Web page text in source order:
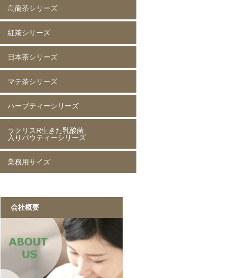
黒ウーロン茶 80g
黒ウーロン茶 250g
黒ウーロン茶 1kg
ジャスミンが香る
黒ウーロン茶 80g
ジャスミンが香る
黒ウーロン茶 250g
ジャスミンが香る
黒ウーロン茶 1kg
ピーチ黒ウーロン茶 80g
ピーチ黒ウーロン茶 250g
バニラ黒ウーロン茶 80g
アセロラ黒ウーロン茶 80g
烏龍茶シリーズ
烏龍茶 80g
烏龍茶 250g
烏龍茶 1kg
ピーチ烏龍茶 80g
カシス烏龍茶 80g
アップル烏龍茶 80g
マスカット烏龍茶 80g
紅茶シリーズ
ストレート紅茶 無糖 80g
ストレート紅茶 無糖 250g
ストレート紅茶 無糖 1kg
アールグレイ紅茶 80g
アールグレイ紅茶 250g
レモンティー 80g
レモンティー 250g
キャラメルティー 80g
キャラメルティー 250g
アップルティー 80g
アップルティー 250g
トロピカルティー 250g
ストロベリーティー 250g
日本茶シリーズ
緑茶 80g
緑茶 250g
緑茶 1kg
香りほうじ茶 80g
ほうじ茶 250g
香り麦茶 80g
麦茶 250g
香ばしい麦茶 1kg
抹茶入り玄米茶 80g
玄米茶 250g
マテ茶シリーズ
ローストマテ茶 80g
ローストマテ茶 250g
コーヒー風味マテ茶 80g
コーヒー風味マテ茶 250g
ミントマテ茶 80g
ミントマテ茶 250g
オレンジマテ茶 80g
レモンマテ茶 80g
ハーブティーシリーズ
ジャスミン茶 80g
ジャスミン茶 250g
ルイボスティー 50g
ルイボスティー 250g
ラクリスR生きた乳酸菌
入りパウティーシリーズ
ラクリスR生きた乳酸菌入り
緑茶 40g
ラクリスR生きた乳酸菌入り
黒烏龍茶 40g
ラクリスR生きた乳酸菌入り
ジャスミン茶 40g
ラクリスR生きた乳酸菌入り
ルイボスティー 40g
業務用サイズ
黒ウーロン茶 1kg
会社概要